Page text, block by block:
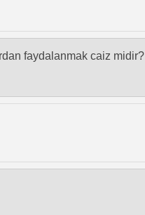
faydalanmak caiz midir?